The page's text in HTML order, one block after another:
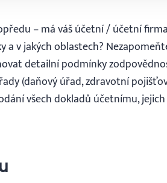
– má váš účetní / účetní
v jakých oblastech?
detailní podmínky
(daňový úřad, zdravotní
všech dokladů účetnímu,